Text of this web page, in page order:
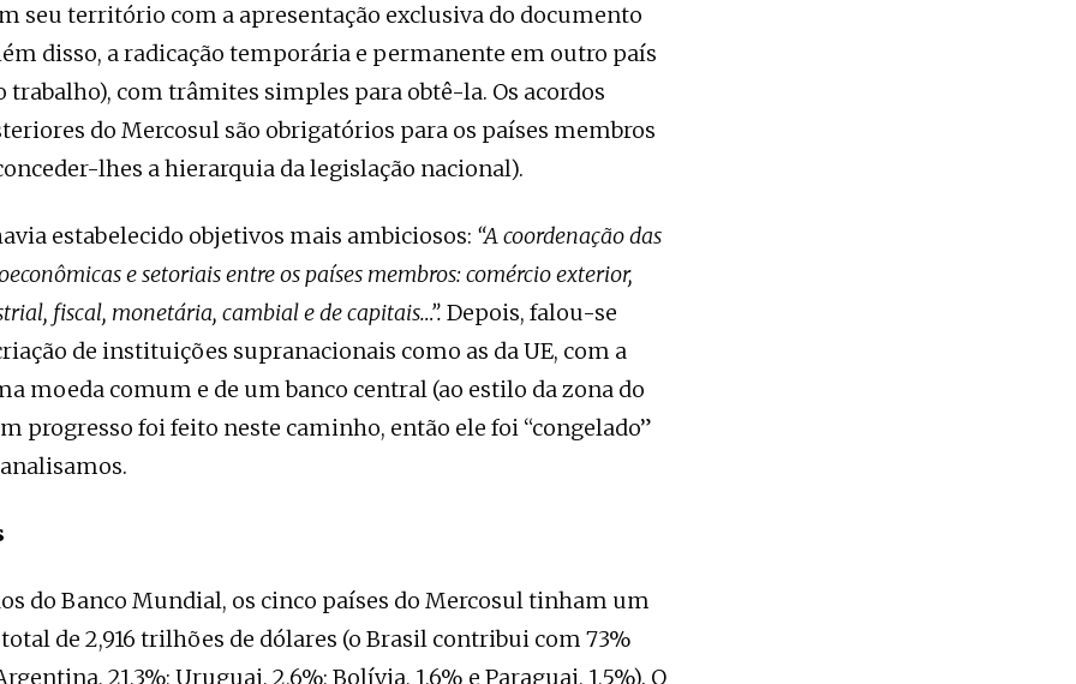
seu território com a apresentação exclusiva do documento
disso, a radicação temporária e permanente em outro país
trabalho), com trâmites simples para obtê-la. Os acordos
do Mercosul são obrigatórios para os países membros
lhes a hierarquia da legislação nacional).
estabelecido objetivos mais ambiciosos: “A coordenação das
e setoriais entre os países membros: comércio exterior,
fiscal, monetária, cambial e de capitais…”. Depois, falou-se
de instituições supranacionais como as da UE, com a
moeda comum e de um banco central (ao estilo da zona do
progresso foi feito neste caminho, então ele foi “congelado”
do Banco Mundial, os cinco países do Mercosul tinham um
de 2,916 trilhões de dólares (o Brasil contribui com 73%
21,3%; Uruguai, 2,6%; Bolívia, 1,6% e Paraguai, 1,5%). O